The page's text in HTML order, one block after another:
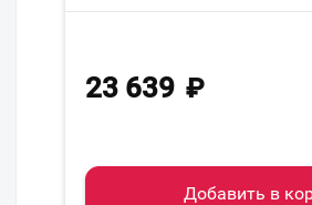
23 639 ₽
Добавить в